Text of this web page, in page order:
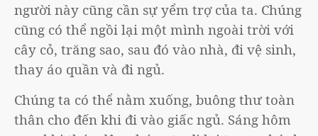
người này cũng cần sự yểm trợ của ta. Chúng ta
cũng có thể ngồi lại một mình ngoài trời với
cây cỏ, trăng sao, sau đó vào nhà, đi vệ sinh,
thay áo quần và đi ngủ.
Chúng ta có thể nằm xuống, buông thư toàn
thân cho đến khi đi vào giấc ngủ. Sáng hôm